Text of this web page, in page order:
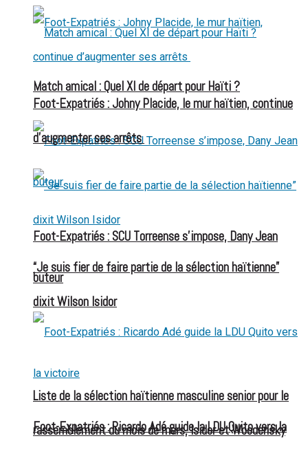
Match amical : Quel XI de départ pour Haïti ?
Foot-Expatriés : SCU Torreense s’impose, Dany Jean
buteur
Foot-Expatriés : Ricardo Adé guide la LDU Quito vers la
Foot-Expatriés : Johny Placide, le mur haïtien, continue
d’augmenter ses arrêts
“Je suis fier de faire partie de la sélection haïtienne”
dixit Wilson Isidor
Liste de la sélection haïtienne masculine senior pour le
rassemblement du mois de mars, Isidor et Woodensky